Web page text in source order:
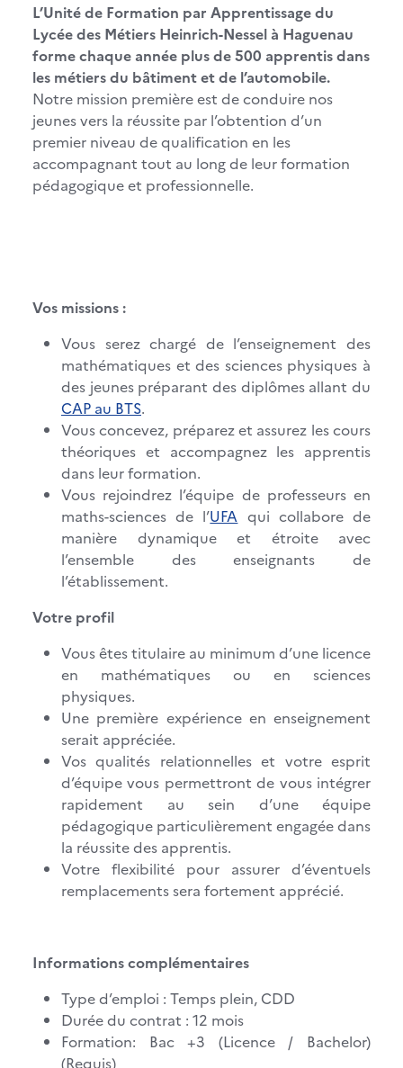
L’Unité de Formation par Apprentissage du
Lycée des Métiers Heinrich-Nessel à Haguenau
forme chaque année plus de 500 apprentis dans
les métiers du bâtiment et de l’automobile.
Notre mission première est de conduire nos
jeunes vers la réussite par l’obtention d’un
premier niveau de qualification en les
accompagnant tout au long de leur formation
pédagogique et professionnelle.
Vos missions :
Vous serez chargé de l’enseignement des
mathématiques et des sciences physiques à
des jeunes préparant des diplômes allant du
CAP au BTS.
Vous concevez, préparez et assurez les cours
théoriques et accompagnez les apprentis
dans leur formation.
Vous rejoindrez l’équipe de professeurs en
maths-sciences de l’UFA qui collabore de
manière dynamique et étroite avec
l’ensemble des enseignants de
l’établissement.
Votre profil
Vous êtes titulaire au minimum d’une licence
en mathématiques ou en sciences
physiques.
Une première expérience en enseignement
serait appréciée.
Vos qualités relationnelles et votre esprit
d’équipe vous permettront de vous intégrer
rapidement au sein d’une équipe
pédagogique particulièrement engagée dans
la réussite des apprentis.
Votre flexibilité pour assurer d’éventuels
remplacements sera fortement apprécié.
Informations complémentaires
Type d’emploi : Temps plein, CDD
Durée du contrat : 12 mois
Formation: Bac +3 (Licence / Bachelor)
(Requis)